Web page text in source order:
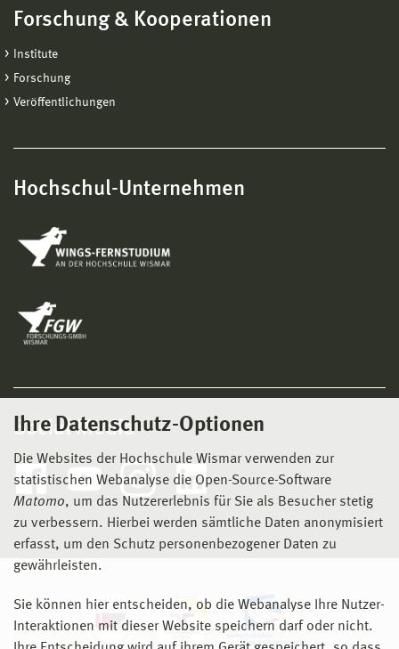
Ihre Datenschutz-Optionen
Die Websites der Hochschule Wismar verwenden zur
statistischen Webanalyse die Open-Source-Software
Matomo, um das Nutzererlebnis für Sie als Besucher stetig
zu verbessern. Hierbei werden sämtliche Daten anonymisiert
erfasst, um den Schutz personenbezogener Daten zu
gewährleisten.
Sie können hier entscheiden, ob die Webanalyse Ihre Nutzer-
Interaktionen mit dieser Website speichern darf oder nicht.
Forschung & Kooperationen
Institute
Forschung
Veröffentlichungen
Hochschul-Unternehmen
Social Media